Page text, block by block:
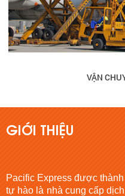
VẬN
GIỚI THIỆU
Pacific Express được
tự hào là nhà cung cấp